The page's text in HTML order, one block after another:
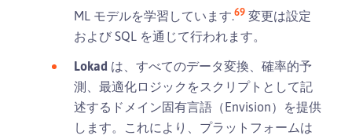
ML モデルを学習しています.69 変更は設定
および SQL を通じて行われます。
Lokad は、すべてのデータ変換、確率的予
測、最適化ロジックをスクリプトとして記
述するドメイン固有言語（Envision）を提供
します。これにより、プラットフォームは